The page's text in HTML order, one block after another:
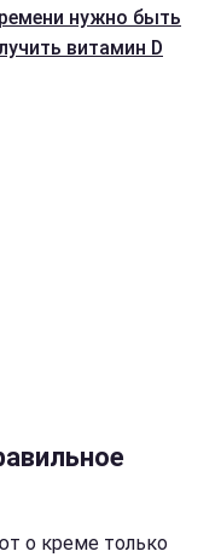
нужно быть
витамин D
о креме только